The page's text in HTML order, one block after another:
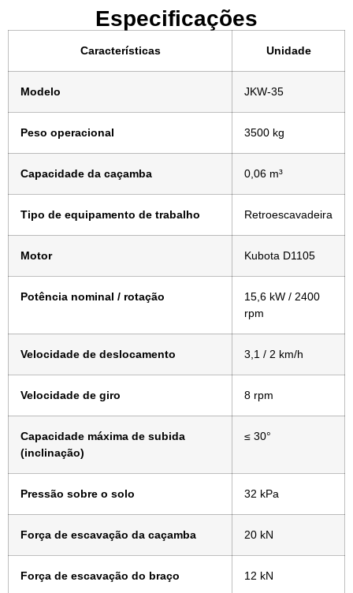
Especificações
Características Unidade
Modelo JKW-35
Peso operacional 3500 kg
Capacidade da caçamba 0,06 m³
Tipo de equipamento de trabalho Retroescavadeira
Motor Kubota D1105
Potência nominal / rotação
15,6 kW / 2400
rpm
Velocidade de deslocamento 3,1 / 2 km/h
Velocidade de giro 8 rpm
Capacidade máxima de subida
(inclinação)
≤ 30°
Pressão sobre o solo 32 kPa
Força de escavação da caçamba 20 kN
Força de escavação do braço 12 kN